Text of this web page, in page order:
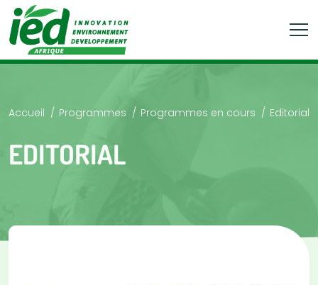
Accueil Programmes Programmes en cours Editorial
EDITORIAL